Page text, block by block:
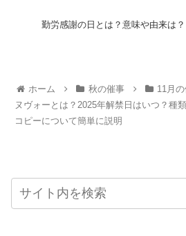
勤労感謝の日とは？意味や由来は？
ホーム 秋の催事 11月
ヌヴォーとは？2025年解禁日はいつ？種
コピーについて簡単に説明